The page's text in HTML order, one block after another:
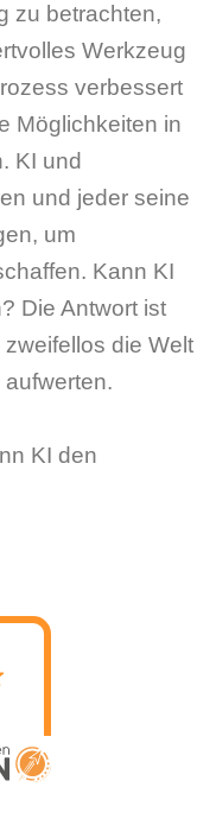
zu betrachten,
Werkzeug
verbessert
Möglichkeiten in
KI und
und jeder seine
um
Kann KI
Die Antwort ist
die Welt
KI den